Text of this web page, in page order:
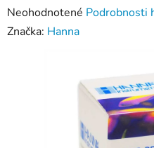
Priemerné
hodnotenie
Neohodnotené Podrobnosti
Značka: Hanna